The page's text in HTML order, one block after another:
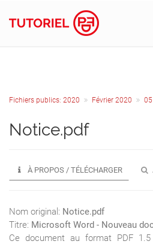
Fichiers publics: 2020 Février 2020
Notice.pdf
À PROPOS / TÉLÉCHARGER
Nom original: Notice.pdf
Titre: Microsoft Word - Nouveau
Ce document au format PDF